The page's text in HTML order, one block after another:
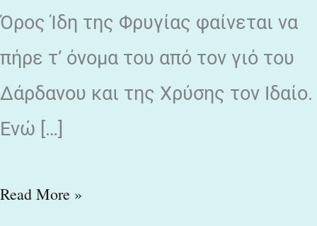
Όρος Ίδη της Φρυγίας φαίνεται να
πήρε τ’ όνομα του από τον γιό του
Δάρδανου και της Χρύσης τον Ιδαίο.
Ενώ […]
Read More »